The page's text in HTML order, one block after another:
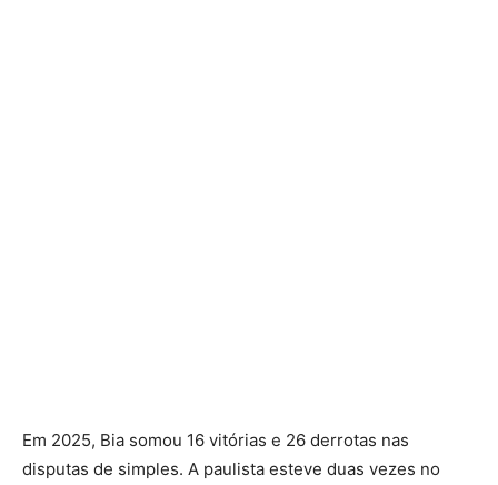
Em 2025, Bia somou 16 vitórias e 26 derrotas nas
disputas de simples. A paulista esteve duas vezes no